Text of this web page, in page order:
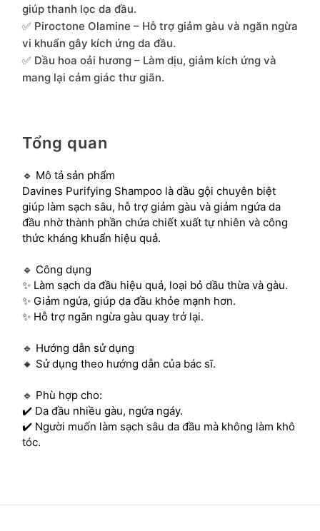
giúp thanh lọc da đầu.
✅ Piroctone Olamine – Hỗ trợ giảm gàu và ngăn ngừa
vi khuẩn gây kích ứng da đầu.
✅ Dầu hoa oải hương – Làm dịu, giảm kích ứng và
mang lại cảm giác thư giãn.
Tổng quan
🔹 Mô tả sản phẩm
Davines Purifying Shampoo là dầu gội chuyên biệt
giúp làm sạch sâu, hỗ trợ giảm gàu và giảm ngứa da
đầu nhờ thành phần chứa chiết xuất tự nhiên và công
thức kháng khuẩn hiệu quả.
🔹 Công dụng
✨ Làm sạch da đầu hiệu quả, loại bỏ dầu thừa và gàu.
✨ Giảm ngứa, giúp da đầu khỏe mạnh hơn.
✨ Hỗ trợ ngăn ngừa gàu quay trở lại.
🔹 Hướng dẫn sử dụng
🔸 Sử dụng theo hướng dẫn của bác sĩ.
🔹 Phù hợp cho:
✔️ Da đầu nhiều gàu, ngứa ngáy.
✔️ Người muốn làm sạch sâu da đầu mà không làm khô
tóc.